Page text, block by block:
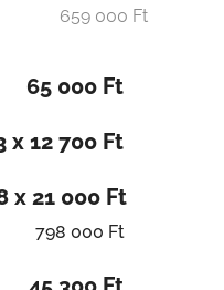
659 000 Ft
000 Ft
700 Ft
21 000 Ft
000 Ft